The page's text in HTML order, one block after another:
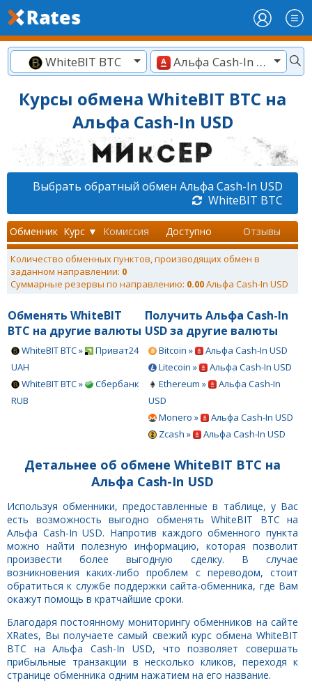
WhiteBIT BTC Альфа Cash-In USD
Курсы обмена WhiteBIT BTC на
Альфа Cash-In USD
Выбрать обратный обмен Альфа Cash-In USD
WhiteBIT BTC
Обменник Курс ▼ Комиссия Доступно Отзывы
Количество обменных пунктов, производящих обмен в
заданном направлении: 0
Суммарные резервы по направлению: 0.00Альфа Cash-In USD
Обменять WhiteBIT
BTC на другие валюты
WhiteBIT BTC »
Приват24
UAH
WhiteBIT BTC »
Сбербанк
RUB
Получить Альфа Cash-In
USD за другие валюты
Bitcoin »
Альфа Cash-In USD
Litecoin »
Альфа Cash-In USD
Ethereum »
Альфа Cash-In
USD
Monero »
Альфа Cash-In USD
Zcash »
Альфа Cash-In USD
Детальнее об обмене WhiteBIT BTC на
Альфа Cash-In USD
Используя обменники, предоставленные в таблице, у Вас
есть возможность выгодно обменять WhiteBIT BTC на
Альфа Cash-In USD. Напротив каждого обменного пункта
можно найти полезную информацию, которая позволит
произвести более выгодную сделку. В случае
возникновения каких-либо проблем с переводом, стоит
обратиться к службе поддержки сайта-обменника, где Вам
окажут помощь в кратчайшие сроки.
Благодаря постоянному мониторингу обменников на сайте
XRates, Вы получаете самый свежий курс обмена WhiteBIT
BTC на Альфа Cash-In USD, что позволяет совершать
прибыльные транзакции в несколько кликов, переходя к
странице обменника одним нажатием на его название.